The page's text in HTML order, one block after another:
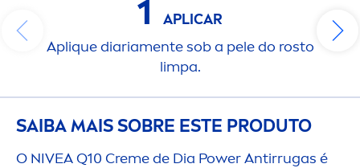
1
APLICAR
Aplique diariamente sob a pele do rosto
limpa.
SAIBA MAIS SOBRE ESTE PRODUTO
O NIVEAQ10 Cremede Dia Power Antirrugas é